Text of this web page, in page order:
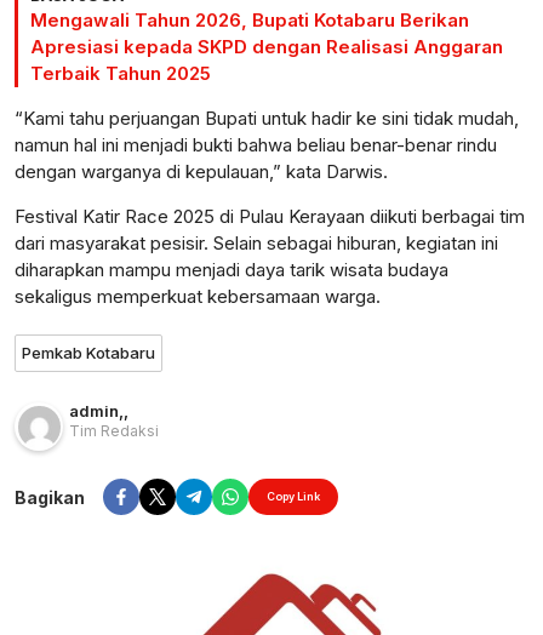
Mengawali Tahun 2026, Bupati Kotabaru Berikan
Apresiasi kepada SKPD dengan Realisasi Anggaran
Terbaik Tahun 2025
“Kami tahu perjuangan Bupati untuk hadir ke sini tidak mudah,
namun hal ini menjadi bukti bahwa beliau benar-benar rindu
dengan warganya di kepulauan,” kata Darwis.
Festival Katir Race 2025 di Pulau Kerayaan diikuti berbagai tim
dari masyarakat pesisir. Selain sebagai hiburan, kegiatan ini
diharapkan mampu menjadi daya tarik wisata budaya
sekaligus memperkuat kebersamaan warga.
Pemkab Kotabaru
admin
Tim Redaksi
Bagikan Copy Link